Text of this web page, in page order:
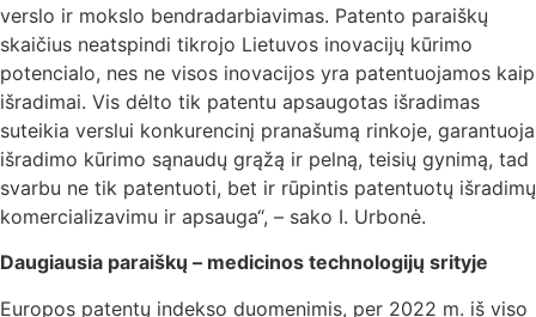
verslo ir mokslo bendradarbiavimas. Patento paraiškų
skaičius neatspindi tikrojo Lietuvos inovacijų kūrimo
potencialo, nes ne visos inovacijos yra patentuojamos kaip
išradimai. Vis dėlto tik patentu apsaugotas išradimas
suteikia verslui konkurencinį pranašumą rinkoje, garantuoja
išradimo kūrimo sąnaudų grąžą ir pelną, teisių gynimą, tad
svarbu ne tik patentuoti, bet ir rūpintis patentuotų išradimų
komercializavimu ir apsauga“, – sako I. Urbonė.
Daugiausia paraiškų – medicinos technologijų srityje
Europos patentų indekso duomenimis, per 2022 m. iš viso